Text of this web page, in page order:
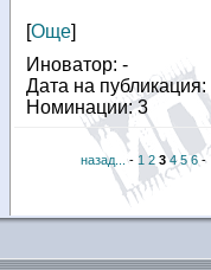
[Още]
Иноватор: -
Дата на
Номинации: 3
назад...- 1 2 3 4 5 6-